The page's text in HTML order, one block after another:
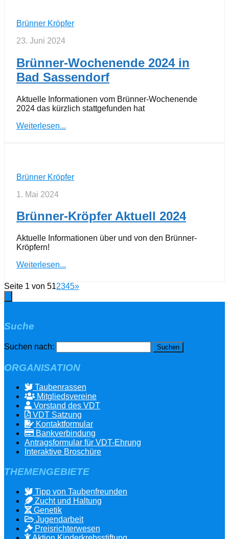
Brünner Kröpfer
23. Juni 2024
Brünner-Wochenende 2024 in
Bad Sassendorf
Aktuelle Informationen vom Brünner-Wochenende
2024 das kürzlich stattgefunden hat
Weiterlesen...
Brünner Kröpfer
1. Mai 2024
Brünner-Kröpfer Aktuell 2024
Aktuelle Informationen über und von den Brünner-
Kröpfern!
Weiterlesen...
Seite 1 von 512345»
Suche
Suchen nach:
ORGANISATION
Taubenrassen
Mitgliedsvereine
Vorstand des VDT
VDT Satzung
Kontaktformular
Bankverbindung
Antragsformular für VDT-Ehrung
Interaktive Broschüre
THEMENGEBIETE
Tipp von Taubenfreunden
Zucht und Haltung
Genetik
Jugendarbeit
Preisrichterwesen